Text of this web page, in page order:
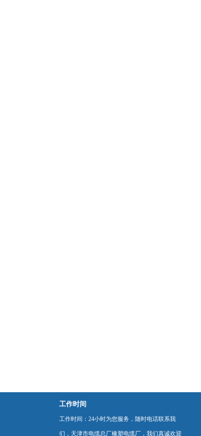
工作时间
工作时间：24小时为您服务，随时电话联系我
们，天津市电缆总厂橡塑电缆厂，我们真诚欢迎